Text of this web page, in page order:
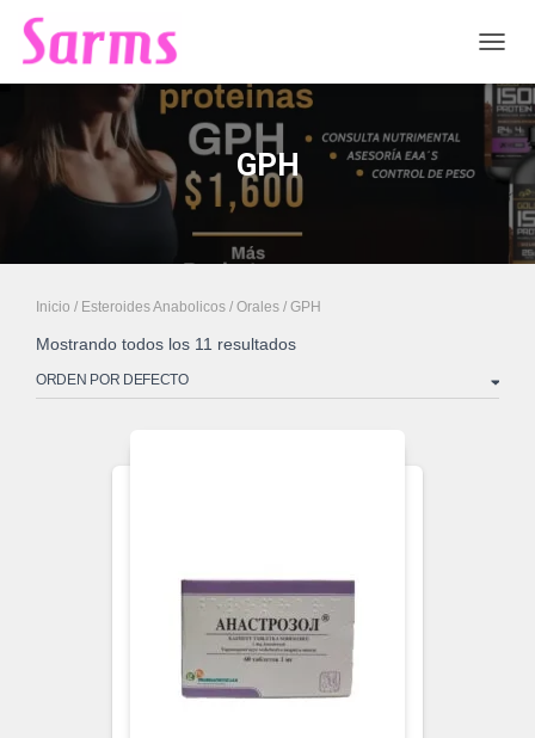
GPH
Inicio / Esteroides Anabolicos / Orales / GPH
Mostrando todos los 11 resultados